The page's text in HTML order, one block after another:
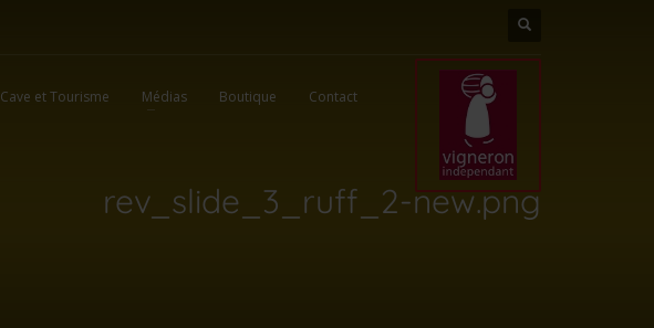
Cave et Tourisme Médias Boutique Contact
rev_slide_3_ruff_2-new.png